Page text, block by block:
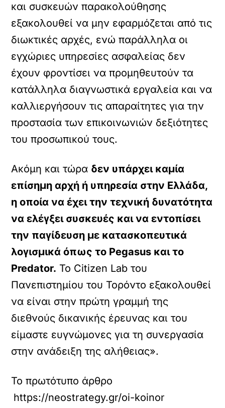
και συσκευών παρακολούθησης
εξακολουθεί να μην εφαρμόζεται από τις
διωκτικές αρχές, ενώ παράλληλα οι
εγχώριες υπηρεσίες ασφαλείας δεν
έχουν φροντίσει να προμηθευτούν τα
κατάλληλα διαγνωστικά εργαλεία και να
καλλιεργήσουν τις απαραίτητες για την
προστασία των επικοινωνιών δεξιότητες
του προσωπικού τους.
Ακόμη και τώρα δεν υπάρχει καμία
επίσημη αρχή ή υπηρεσία στην Ελλάδα,
η οποία να έχει την τεχνική δυνατότητα
να ελέγξει συσκευές και να εντοπίσει
την παγίδευση με κατασκοπευτικά
λογισμικά όπως το Pegasus και το
Predator. Το Citizen Lab του
Πανεπιστημίου του Τορόντο εξακολουθεί
να είναι στην πρώτη γραμμή της
διεθνούς δικανικής έρευνας και του
είμαστε ευγνώμονες για τη συνεργασία
στην ανάδειξη της αλήθειας».
Το πρωτότυπο άρθρο
https://neostrategy.gr/oi-koinonies-sto-